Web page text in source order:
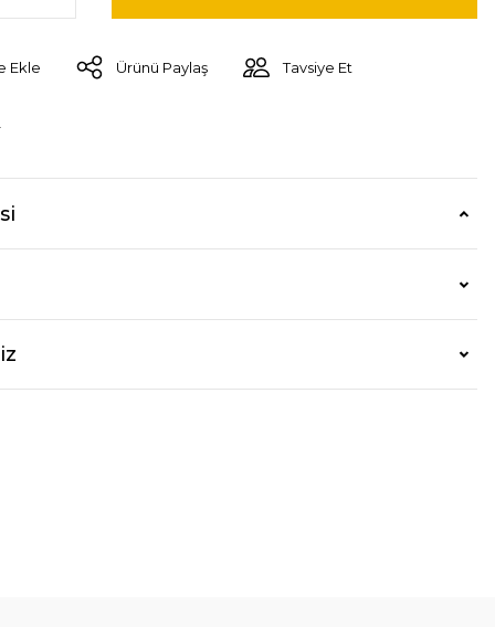
Ürünü Paylaş Tavsiye Et